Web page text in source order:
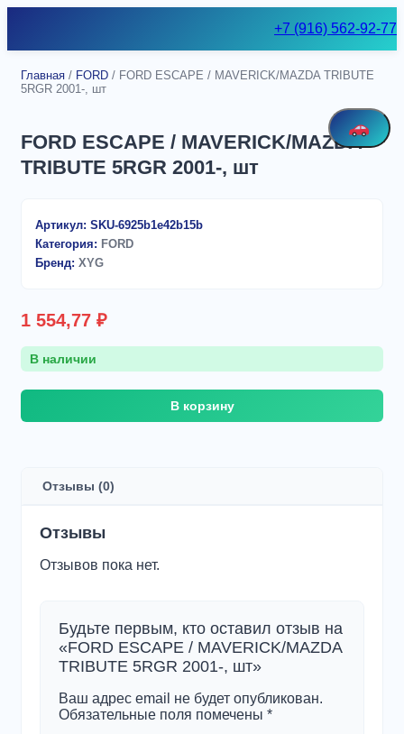
+7 (916) 562-92-77
Главная / FORD / FORD ESCAPE / MAVERICK/MAZDA TRIBUTE
5RGR 2001-, шт
FORD ESCAPE / MAVERICK/MAZDA
TRIBUTE 5RGR 2001-, шт
Артикул: SKU-6925b1e42b15b
Категория: FORD
Бренд: XYG
1 554,77 ₽
В наличии
Количество
TRIBUTE
2001-,
В корзину
Отзывы (0)
Отзывы
Отзывов пока нет.
Будьте первым, кто оставил отзыв на
«FORD ESCAPE / MAVERICK/MAZDA
TRIBUTE 5RGR 2001-, шт»
Ваш адрес email не будет опубликован.
Обязательные поля помечены *